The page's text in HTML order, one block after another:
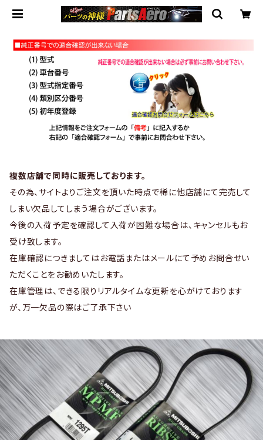
複数店舗で同時に販売しております。
その為、サイトよりご注文を頂いた時点で稀に他店舗にて完売して
しまい欠品してしまう場合がございます。
今後の入荷予定を確認して入荷が困難な場合は、キャンセルもお
受け致します。
在庫確認につきましてはお電話またはメールにて予めお問合せい
ただくことをお勧めいたします。
在庫管理は、できる限りリアルタイムな更新を心がけております
が、万一欠品の際はご了承下さい